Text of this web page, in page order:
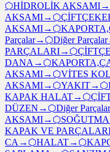
⬡HİDROLİK AKSAMI→
AKSAMI→ ⬡
AKSAMI→ ⬡
Parçalar→ ⬡Diğer Parçalar
PARÇALARI→ ⬡
DANA→ ⬡
AKSAMI→ ⬡VİTES
AKSAMI→ ⬡YAKIT→ ⬡
KAPAK HALAT→ ⬡
DÜZEN → ⬡Diğer Parçalar
AKSAMI→ ⬡SOĞUTMA
KAPAK VE
CA→ ⬡HALAT→ ⬡